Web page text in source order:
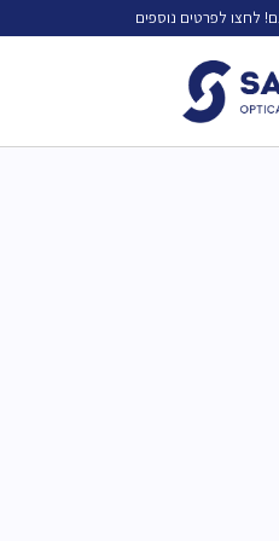
לחצו לפרטים נוספים